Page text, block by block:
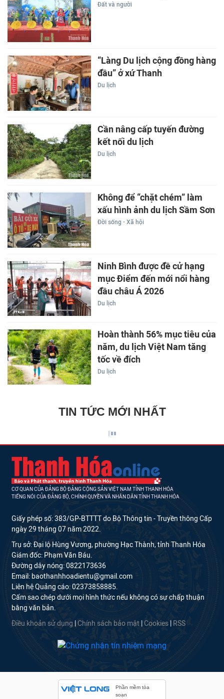
Đất và người
“Làng Du lịch cộng đồng hàng
đầu” ở xứ Thanh
Du lịch
Cần nâng cấp tuyến đường
kết nối du lịch
Du lịch
Không để “chặt chém” làm
xấu hình ảnh du lịch Sầm Sơn
Đời sống - Xã hội
Ninh Bình được đề cử hạng
mục Điểm đến mới nổi hàng
đầu châu Á 2026
Du lịch
Hoàn thành 56% mục tiêu của
năm, du lịch Việt Nam tăng
tốc về đích
Du lịch
TIN TỨC MỚI NHẤT
CƠ QUAN CỦA ĐẢNG BỘ ĐẢNG CỘNG SẢN VIỆT NAM TỈNH THANH HÓA
TIẾNG NÓI CỦA ĐẢNG BỘ, CHÍNH QUYỀN VÀ NHÂN DÂN TỈNH THANH HÓA
Giấy phép số: 383/GP-BTTTT do Bộ Thông tin - Truyền thông Cấp
ngày 29 tháng 07 năm 2022.
Trụ sở: Đại lộ Hùng Vương, phường Hạc Thành, tỉnh Thanh Hóa
Giám đốc: Phạm Văn Báu.
Đường dây nóng: 0822173636
Email: baothanhhoadientu@gmail.com
Liên hệ Quảng cáo: 02373858885.
Cấm sao chép dưới mọi hình thức nếu không có sự chấp thuận
bằng văn bản.
Điều khoản sử dụng Chính sách bảo mật Cookies RSS
Phần mềm tòa
soạn